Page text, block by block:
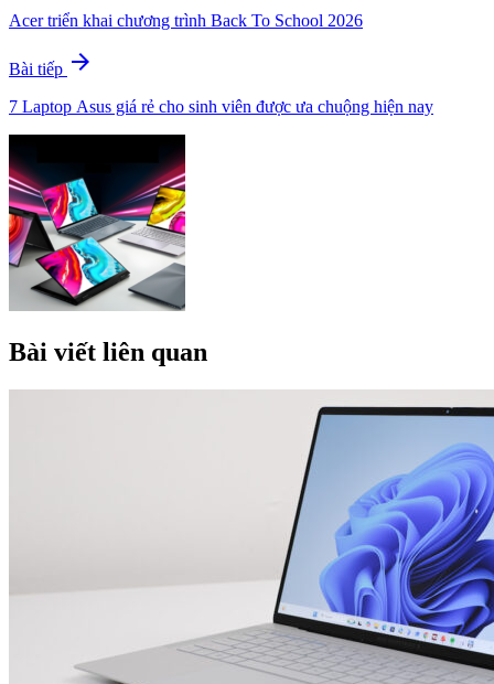
Acer triển khai chương trình Back To School 2026
Bài tiếp arrow_forward
7 Laptop Asus giá rẻ cho sinh viên được ưa chuộng hiện nay
Bài viết liên quan